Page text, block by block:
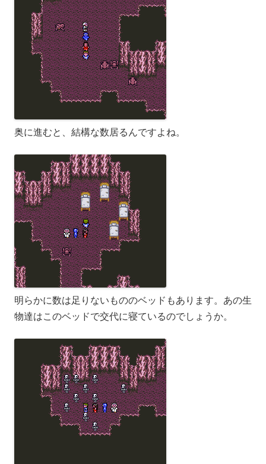
奥に進むと、結構な数居るんですよね。
明らかに数は足りないもののベッドもあります。あの生
物達はこのベッドで交代に寝ているのでしょうか。